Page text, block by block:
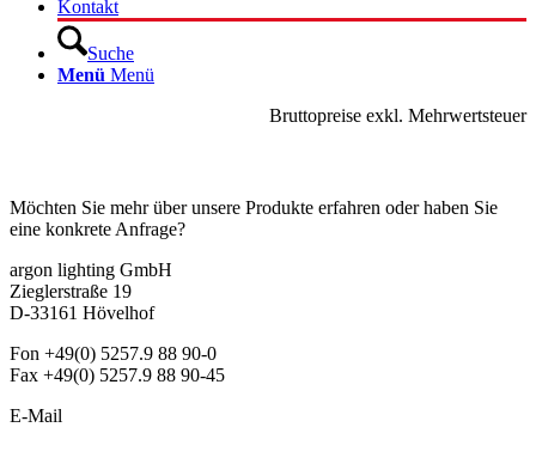
Kontakt
Suche
Menü Menü
Bruttopreise exkl. Mehrwertsteuer
Möchten Sie mehr über unsere Produkte erfahren oder haben Sie
eine konkrete Anfrage?
argon lighting GmbH
Zieglerstraße 19
D-33161 Hövelhof
Fon +49(0) 5257.9 88 90-0
Fax +49(0) 5257.9 88 90-45
E-Mail